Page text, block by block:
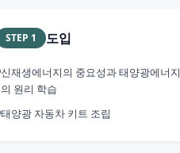
STEP 1 도입
신재생에너지의 중요성과 태양광에너지
의 원리 학습
태양광 자동차 키트 조립